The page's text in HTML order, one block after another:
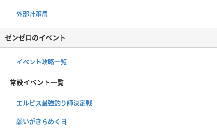
外部計策局
ゼンゼロのイベント
イベント攻略一覧
常設イベント一覧
エルピス最強釣り師決定戦
願いがきらめく日